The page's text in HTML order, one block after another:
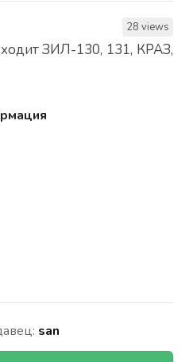
28 views
ЗИЛ-130, 131, КРАЗ,
san